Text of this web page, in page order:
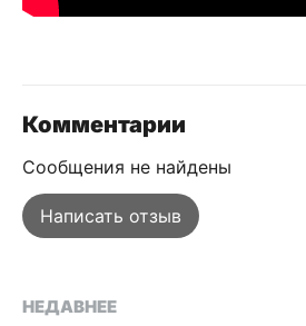
Комментарии
Сообщения не найдены
Написать отзыв
НЕДАВНЕЕ